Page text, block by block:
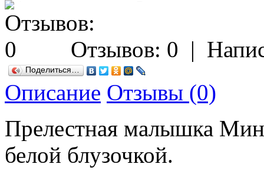
Отзывов: 0 |
Поделиться…
Описание Отзывы (0)
Прелестная малышка
белой блузочкой.